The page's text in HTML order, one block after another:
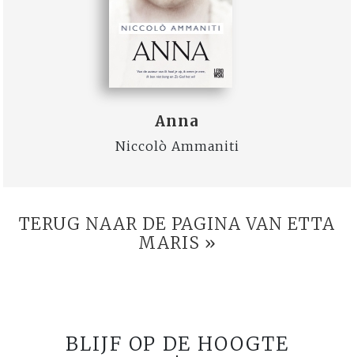
Anna
Niccolò Ammaniti
TERUG NAAR DE PAGINA VAN ETTA
MARIS »
BLIJF OP DE HOOGTE